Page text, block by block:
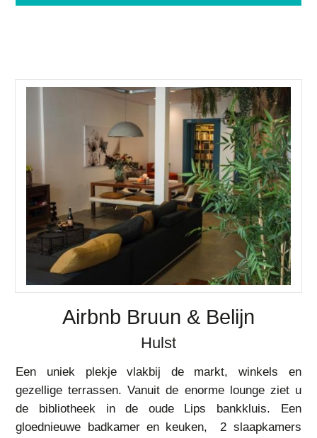
Airbnb Bruun & Belijn
Hulst
Een uniek plekje vlakbij de markt, winkels en
gezellige terrassen. Vanuit de enorme lounge ziet u
de bibliotheek in de oude Lips bankkluis. Een
gloednieuwe badkamer en keuken, 2 slaapkamers